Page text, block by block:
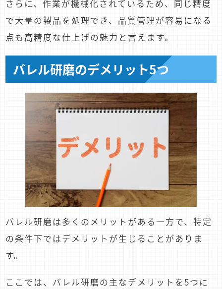
さらに、作業が機械化されているため、同じ精度
で大量の製品を処理でき、品質管理が容易になる
点も高精度な仕上げの魅力と言えます。
バレル研磨のデメリット5つ
バレル研磨は多くのメリットがある一方で、特定
の条件下ではデメリットが生じることがありま
す。
ここでは、バレル研磨の主なデメリットを5つに